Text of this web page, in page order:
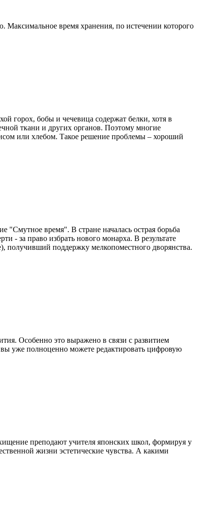
время хранения, по истечении которого
горох, бобы и чечевица содержат белки, хотя в
ткани и других органов. Поэтому многие
или хлебом. Такое решение проблемы – хороший
"Смутное время". В стране началась острая борьба
- за право избрать нового монарха. В результате
получивший поддержку мелкопоместного дворянства.
Особенно это выражено в связи с развитием
уже полноценно можете редактировать цифровую
преподают учителя японских школ, формируя у
жизни эстетические чувства. А какими